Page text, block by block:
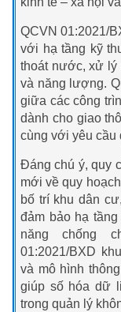
QCVN 01:2021/
với hạ tầng kỹ
thoát nước, xử lý
và năng lượng.
giữa các công
dành cho giao
cùng với yêu cầu
Đáng chú ý, quy
mới về quy
bố trí khu dân
đảm bảo hạ
năng chống
01:2021/BXD
và mô hình
giúp số hóa dữ
trong quản lý